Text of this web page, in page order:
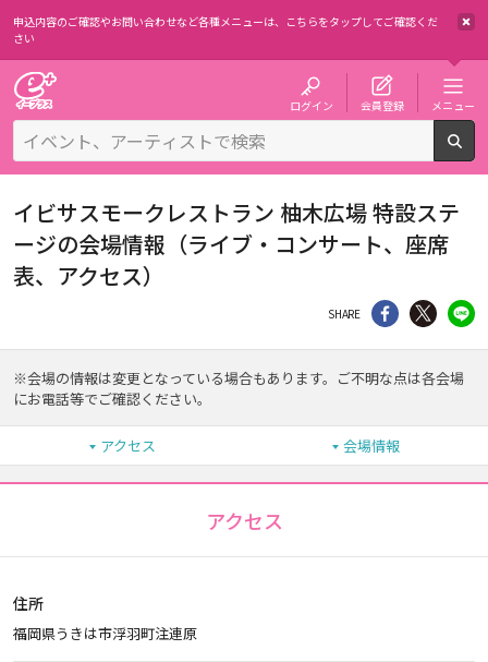
申込内容のご確認やお問い合わせなど各種メニューは、 こちらをタップしてご確認くだ
さい
ログイン 会員登録 メニュー
イビサスモークレストラン 柚木広場 特設ステ
ージの会場情報（ライブ・コンサート、座席
表、アクセス）
SHARE シェア Twitter
※会場の情報は変更となっている場合もあります。ご不明な点は各会場
にお電話等でご確認ください。
アクセス 会場情報
アクセス
住所
福岡県うきは市浮羽町注連原